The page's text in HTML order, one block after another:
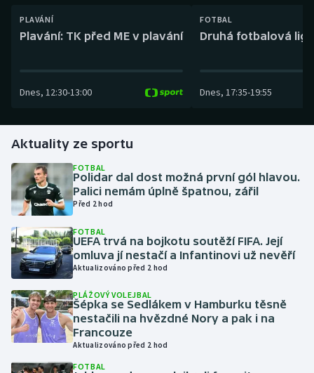
Dostihy
Futsal
Golf
Gymnastika
Házená
Jezdectví
Judo
Krasobruslení
Lezení
Lyže a snowboard
PLAVÁNÍ
Plavání: TK před ME v plavání
Dnes, 12:30-13:00
FOTBAL
Druhá fotbalová
Dnes, 17:35-19:55
Aktuality ze sportu
FOTBAL
Polidar dal dost možná první gól hlavou.
Palici nemám úplně špatnou, zářil
Před 2 hod
FOTBAL
UEFA trvá na bojkotu soutěží FIFA. Její
omluva jí nestačí a Infantinovi už nevěří
Aktualizováno před 2 hod
PLÁŽOVÝ VOLEJBAL
Šépka se Sedlákem v Hamburku těsně
nestačili na hvězdné Nory a pak i na
Francouze
Aktualizováno před 2 hod
FOTBAL